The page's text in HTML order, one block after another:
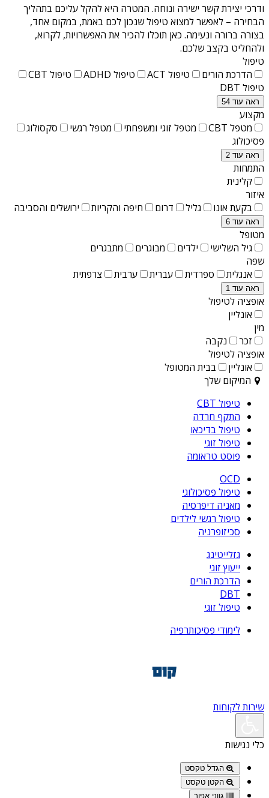
ודרכי יצירת קשר ישירה ונוחה. המטרה היא להקל עליכם בתהליך
הבחירה – לאפשר למצוא טיפול שנכון לכם באמת, במקום אחד,
בצורה ברורה ונעימה. כאן תוכלו להכיר את האפשרויות, לקרוא,
ולהחליט בקצב שלכם.
טיפול
הדרכת הורים
טיפול ACT טיפול ADHD
טיפול CBT
טיפול DBT
ראה עוד 54
מקצוע
מטפל CBT
מטפל זוגי ומשפחתי מטפל רגשי
סקסולוג
פסיכולוג
ראה עוד 2
התמחות
קלינית
איזור
בקעת אונו
גליל דרום חיפה והקריות ירושלים והסביבה
ראה עוד 6
מטופל
גיל השלישי
ילדים מבוגרים
מתבגרים
שפה
אנגלית
ספרדית עברית ערבית צרפתית
ראה עוד 1
אופציה לטיפול
אונליין
מין
זכר
נקבה
אופציה לטיפול
אונליין
בבית המטופל
המיקום שלך
טיפול CBT
התקף חרדה
טיפול בדיכאו
טיפול זוגי
פוסט טראומה
OCD
טיפול פסיכולוגי
מאניה דיפרסיה
טיפול רגשי לילדים
סכיזופרניה
גזלייטינג
ייעוץ זוגי
הדרכת הורים
DBT
טיפול זוגי
לימודי פסיכותרפיה
שירות לקוחות
כלי נגישות
הגדל טקסט
הקטן טקסט
גווני אפור